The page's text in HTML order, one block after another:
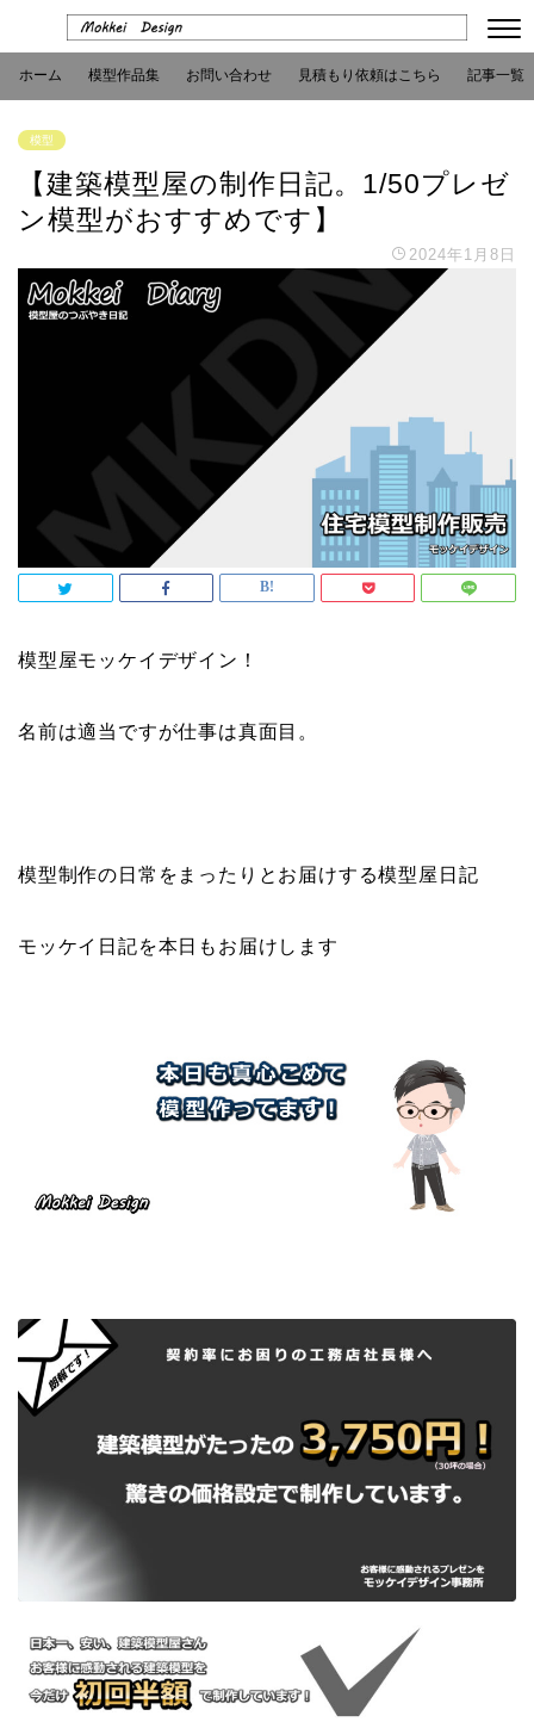
ホーム 模型作品集 お問い合わせ 見積もり依頼はこちら 記事一覧
模型
【建築模型屋の制作日記。1/50プレゼ
ン模型がおすすめです】
2024年1月8日
模型屋モッケイデザイン！
名前は適当ですが仕事は真面目。
模型制作の日常をまったりとお届けする模型屋日記
モッケイ日記を本日もお届けします